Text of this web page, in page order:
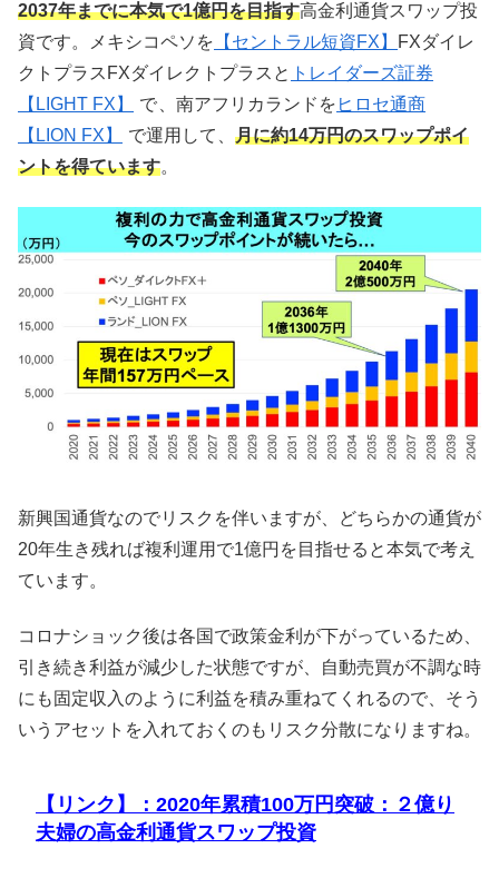
2037年までに本気で1億円を目指す高金利通貨スワップ投
資です。メキシコペソを 【セントラル短資FX】
FXダイレ
クトプラスFXダイレクトプラスと トレイダーズ証券
【LIGHT FX】
で 、南アフリカランドを ヒロセ通商
【LION FX】
で運用して、 月に約14万円のスワップポイ
ントを得ています。
新興国通貨なのでリスクを伴いますが、どちらかの通貨が
20年生き残れば複利運用で1億円を目指せると本気で考え
ています。
コロナショック後は各国で政策金利が下がっているため、
引き続き利益が減少した状態ですが、自動売買が不調な時
にも固定収入のように利益を積み重ねてくれるので、そう
いうアセットを入れておくのもリスク分散になりますね。
【リンク】：2020年累積100万円突破：２億り
夫婦の高金利通貨スワップ投資